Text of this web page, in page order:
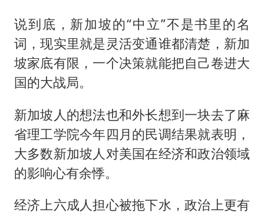
说到底，新加坡的“中立”不是书里的名
词，现实里就是灵活变通谁都清楚，新加
坡家底有限，一个决策就能把自己卷进大
国的大战局。
新加坡人的想法也和外长想到一块去了麻
省理工学院今年四月的民调结果就表明，
大多数新加坡人对美国在经济和政治领域
的影响心有余悸。
经济上六成人担心被拖下水，政治上更有